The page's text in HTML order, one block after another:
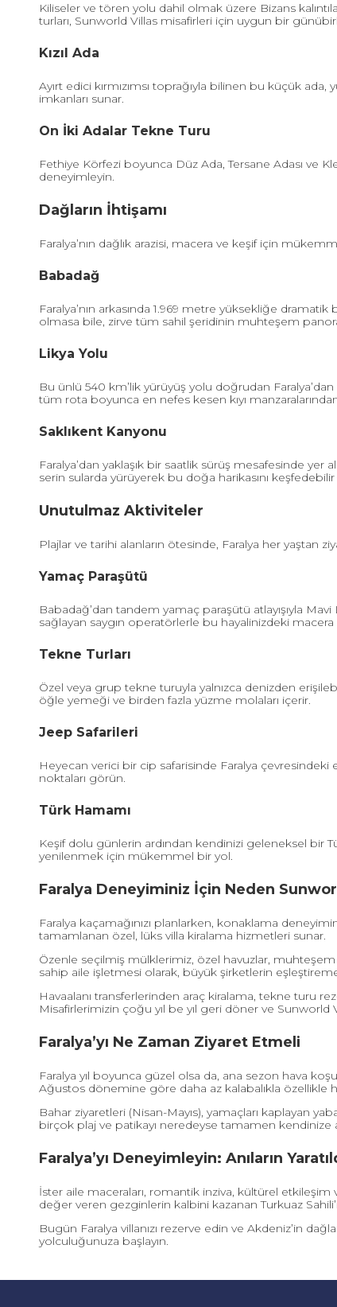
Kiliseler ve tören yolu dahil olmak üzere Bizans
turları, Sunworld Villas misafirleri için uygun bir
Kızıl Ada
Ayırt edici kırmızımsı toprağıyla bilinen bu küçük
imkanları sunar.
On İki Adalar Tekne Turu
Fethiye Körfezi boyunca Düz Ada, Tersane Adası ve
deneyimleyin.
Dağların İhtişamı
Faralya’nın dağlık arazisi, macera ve keşif için
Babadağ
Faralya’nın arkasında 1.969 metre yüksekliğe
olmasa bile, zirve tüm sahil şeridinin muhteşem
Likya Yolu
Bu ünlü 540 km’lik yürüyüş yolu doğrudan
tüm rota boyunca en nefes kesen kıyı
Saklıkent Kanyonu
Faralya’dan yaklaşık bir saatlik sürüş mesafesinde
serin sularda yürüyerek bu doğa harikasını
Unutulmaz Aktiviteler
Plajlar ve tarihi alanların ötesinde, Faralya her yaştan
Yamaç Paraşütü
Babadağ’dan tandem yamaç paraşütü atlayışıyla
sağlayan saygın operatörlerle bu hayalinizdeki
Tekne Turları
Özel veya grup tekne turuyla yalnızca denizden
öğle yemeği ve birden fazla yüzme molaları içerir.
Jeep Safarileri
Heyecan verici bir cip safarisinde Faralya
noktaları görün.
Türk Hamamı
Keşif dolu günlerin ardından kendinizi geleneksel bir
yenilenmek için mükemmel bir yol.
Faralya Deneyiminiz İçin Neden
Faralya kaçamağınızı planlarken, konaklama
tamamlanan özel, lüks villa kiralama hizmetleri sunar.
Özenle seçilmiş mülklerimiz, özel havuzlar,
sahip aile işletmesi olarak, büyük şirketlerin
Havaalanı transferlerinden araç kiralama, tekne turu
Misafirlerimizin çoğu yıl be yıl geri döner ve Sunworld
Faralya’yı Ne Zaman Ziyaret Etmeli
Faralya yıl boyunca güzel olsa da, ana sezon hava
Ağustos dönemine göre daha az kalabalıkla özellikle
Bahar ziyaretleri (Nisan-Mayıs), yamaçları kaplayan
birçok plaj ve patikayı neredeyse tamamen kendinize
Faralya’yı Deneyimleyin: Anıların
İster aile maceraları, romantik inziva, kültürel etkileşim
değer veren gezginlerin kalbini kazanan Turkuaz
Bugün Faralya villanızı rezerve edin ve Akdeniz’in
yolculuğunuza başlayın.